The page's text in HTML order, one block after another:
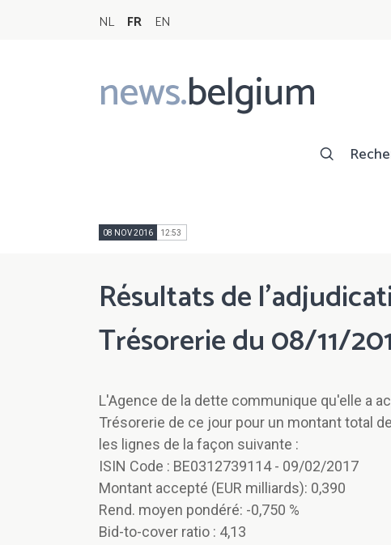
NL FR EN
news.belgium
Main
navigation
08 NOV 2016 12:53
Résultats de
Trésorerie du 08/11/
L'Agence de la dette communique qu'elle a
Trésorerie de ce jour pour un montant total
les lignes de la façon suivante :
ISIN Code : BE0312739114 - 09/02/2017
Montant accepté (EUR milliards): 0,390
Rend. moyen pondéré: -0,750 %
Bid-to-cover ratio : 4,13